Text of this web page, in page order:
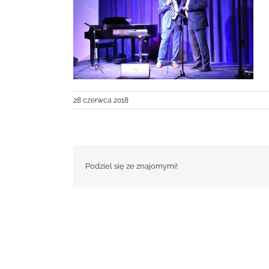
28 czerwca 2018
Podziel się ze znajomymi!